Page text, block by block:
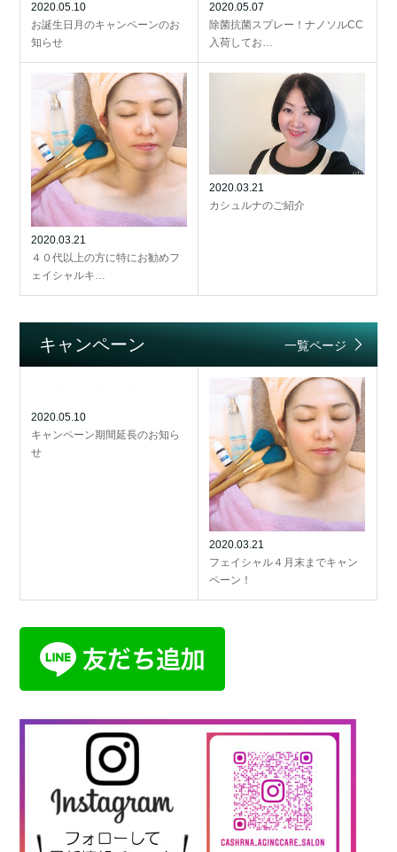
2020.05.10
お誕生日月のキャンペーンのお
知らせ
2020.05.07
除菌抗菌スプレー！ナノソルCC
入荷してお…
2020.03.21
４０代以上の方に特にお勧めフ
ェイシャルキ…
2020.03.21
カシュルナのご紹介
キャンペーン 一覧ページ
2020.05.10
キャンペーン期間延長のお知ら
せ
2020.03.21
フェイシャル４月末までキャン
ペーン！